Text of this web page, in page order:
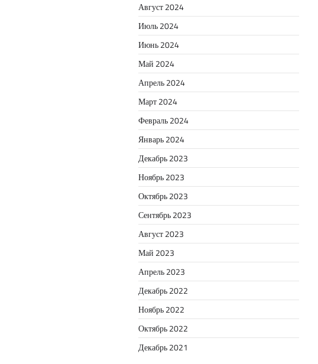
Август 2024
Июль 2024
Июнь 2024
Май 2024
Апрель 2024
Март 2024
Февраль 2024
Январь 2024
Декабрь 2023
Ноябрь 2023
Октябрь 2023
Сентябрь 2023
Август 2023
Май 2023
Апрель 2023
Декабрь 2022
Ноябрь 2022
Октябрь 2022
Декабрь 2021